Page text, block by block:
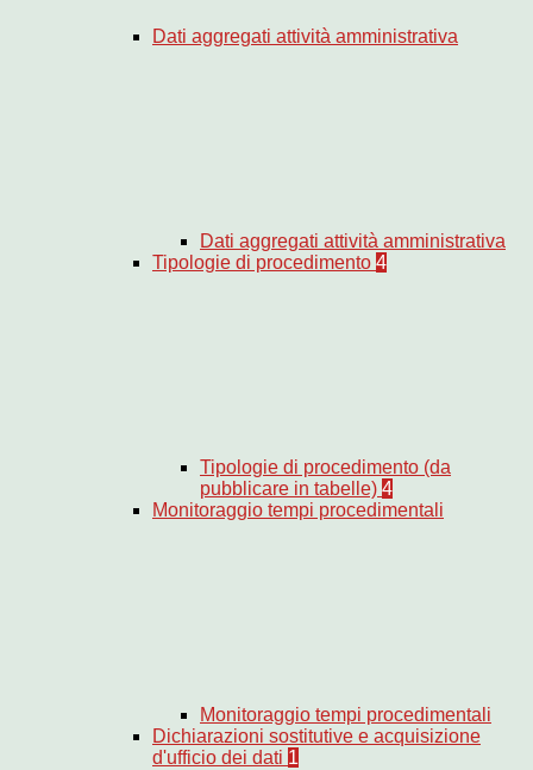
Dati aggregati attività amministrativa
Dati aggregati attività amministrativa
Tipologie di procedimento 4
Tipologie di procedimento (da
pubblicare in tabelle) 4
Monitoraggio tempi procedimentali
Monitoraggio tempi procedimentali
Dichiarazioni sostitutive e acquisizione
d'ufficio dei dati 1